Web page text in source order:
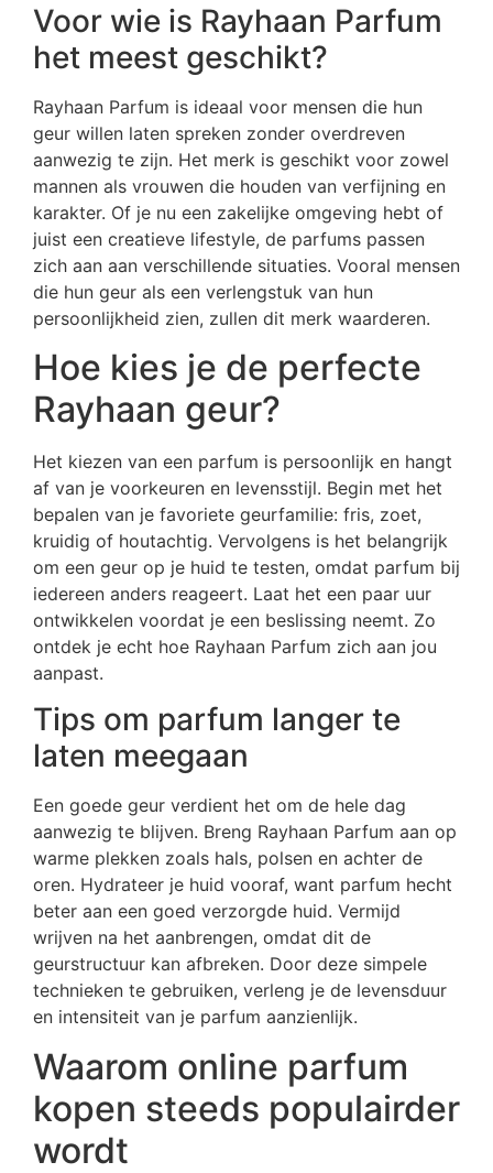
Voor wie is Rayhaan Parfum
het meest geschikt?
Rayhaan Parfum is ideaal voor mensen die hun
geur willen laten spreken zonder overdreven
aanwezig te zijn. Het merk is geschikt voor zowel
mannen als vrouwen die houden van verfijning en
karakter. Of je nu een zakelijke omgeving hebt of
juist een creatieve lifestyle, de parfums passen
zich aan aan verschillende situaties. Vooral mensen
die hun geur als een verlengstuk van hun
persoonlijkheid zien, zullen dit merk waarderen.
Hoe kies je de perfecte
Rayhaan geur?
Het kiezen van een parfum is persoonlijk en hangt
af van je voorkeuren en levensstijl. Begin met het
bepalen van je favoriete geurfamilie: fris, zoet,
kruidig of houtachtig. Vervolgens is het belangrijk
om een geur op je huid te testen, omdat parfum bij
iedereen anders reageert. Laat het een paar uur
ontwikkelen voordat je een beslissing neemt. Zo
ontdek je echt hoe Rayhaan Parfum zich aan jou
aanpast.
Tips om parfum langer te
laten meegaan
Een goede geur verdient het om de hele dag
aanwezig te blijven. Breng Rayhaan Parfum aan op
warme plekken zoals hals, polsen en achter de
oren. Hydrateer je huid vooraf, want parfum hecht
beter aan een goed verzorgde huid. Vermijd
wrijven na het aanbrengen, omdat dit de
geurstructuur kan afbreken. Door deze simpele
technieken te gebruiken, verleng je de levensduur
en intensiteit van je parfum aanzienlijk.
Waarom online parfum
kopen steeds populairder
wordt